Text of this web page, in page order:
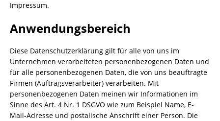
Impressum.
Anwendungsbereich
Diese Datenschutzerklärung gilt für alle von uns im
Unternehmen verarbeiteten personenbezogenen Daten und
für alle personenbezogenen Daten, die von uns beauftragte
Firmen (Auftragsverarbeiter) verarbeiten. Mit
personenbezogenen Daten meinen wir Informationen im
Sinne des Art. 4 Nr. 1 DSGVO wie zum Beispiel Name, E-
Mail-Adresse und postalische Anschrift einer Person. Die